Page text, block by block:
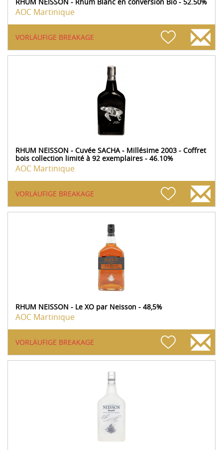
AOC Martinique
VORLÄUFIGE BREAKAGE
RHUM NEISSON - Cuvée SACHA - Millésime 2003 - Coffret
bois collection limité à 92 exemplaires - 46.10%
AOC Martinique
VORLÄUFIGE BREAKAGE
RHUM NEISSON - Le XO par Neisson - 48,5%
AOC Martinique
VORLÄUFIGE BREAKAGE